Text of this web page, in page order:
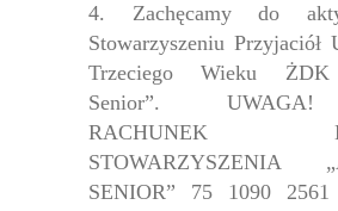
4. Zachęcamy do
Stowarzyszeniu Przyjaciół
Trzeciego Wieku
Senior”.
RACHUNEK
STOWARZYSZENIA
SENIOR” 75 1090